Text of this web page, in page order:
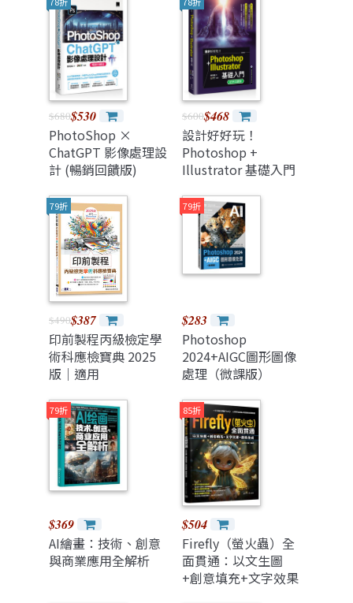
$680$530
PhotoShop ×
ChatGPT 影像處理設
計 (暢銷回饋版)
$600$468
設計好好玩！
Photoshop +
Illustrator 基礎入門
79折
$490$387
印前製程丙級檢定學
術科應檢寶典 2025
版｜適用
Illustrator
79折
$283
Photoshop
2024+AIGC圖形圖像
處理（微課版）
79折
$369
AI繪畫：技術、創意
與商業應用全解析
85折
$504
Firefly（螢火蟲）全
面貫通：以文生圖
+創意填充+文字效果